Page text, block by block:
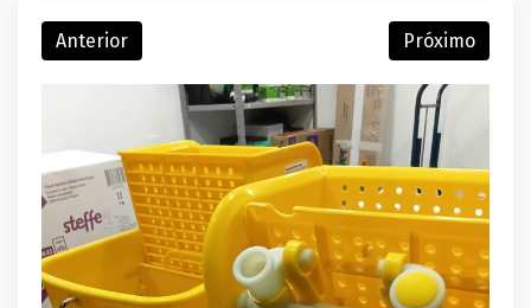
Anterior Próximo